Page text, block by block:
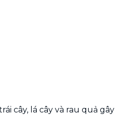
cây, lá cây và rau quả gây